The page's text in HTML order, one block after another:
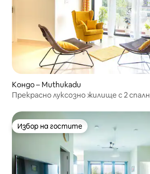
Кондо – Muthukadu
Прекрасно луксозно жилище с 2
Избор на гостите
Избор на гостите